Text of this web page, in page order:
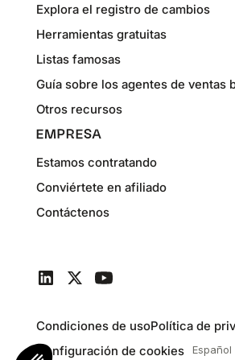
Explora el registro de cambios
Herramientas gratuitas
Listas famosas
Guía sobre los agentes de ventas
Otros recursos
EMPRESA
Estamos contratando
Conviértete en afiliado
Contáctenos
Condiciones de usoPolítica de
Configuración de cookies
Español